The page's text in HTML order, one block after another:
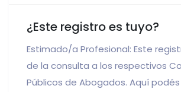
¿Este registro es tuyo?
Estimado/a Profesional: Este
de la consulta a los respectivos
Públicos de Abogados. Aquí podés